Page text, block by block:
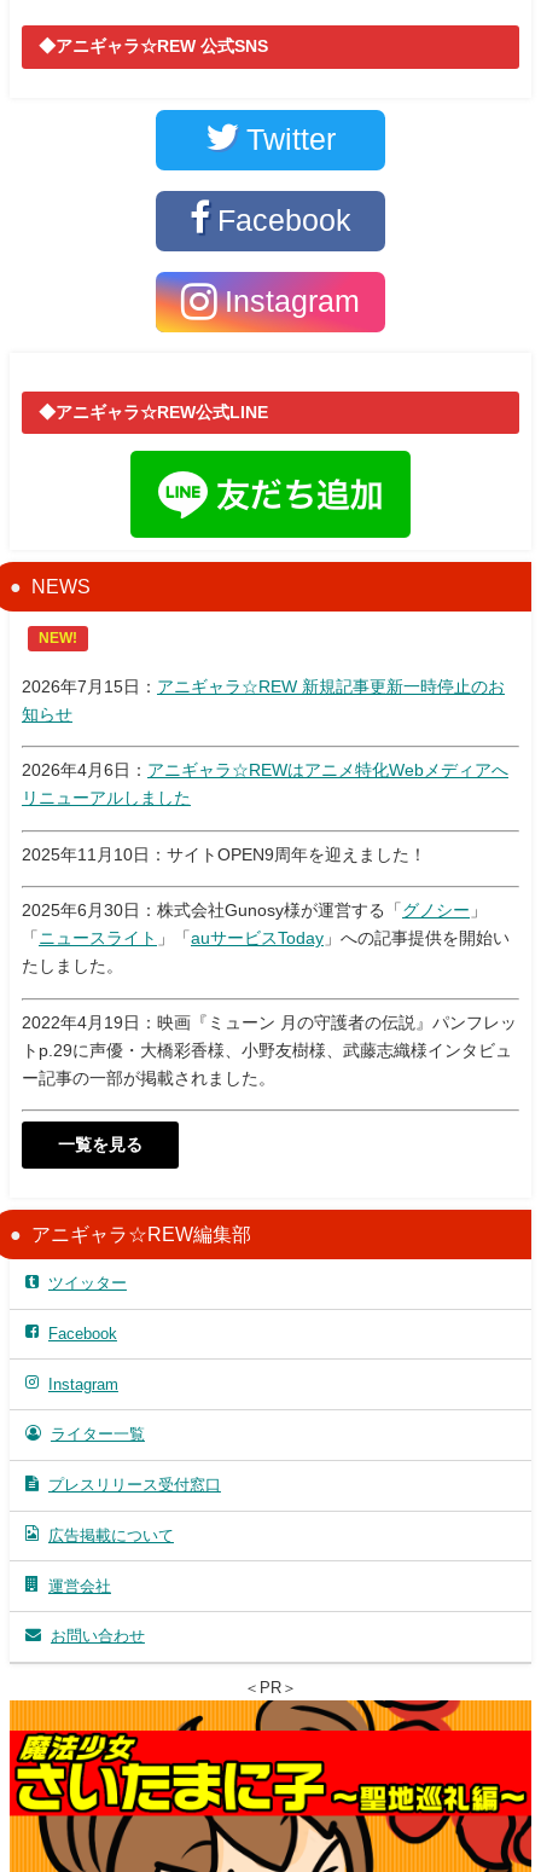
◆アニギャラ☆REW 公式SNS
Twitter
Facebook
Instagram
◆アニギャラ☆REW公式LINE
NEWS
NEW!
2026年7月15日： アニギャラ☆REW 新規記事更新一時停止のお
知らせ
2026年4月6日： アニギャラ☆REWはアニメ特化Webメディアへ
リニューアルしました
2025年11月10日：サイトOPEN9周年を迎えました！
2025年6月30日：株式会社Gunosy様が運営する「 グノシー 」
「 ニュースライト 」「 auサービスToday 」への記事提供を開始い
たしました。
2022年4月19日：映画『ミューン 月の守護者の伝説』パンフレッ
トp.29に声優・大橋彩香様、小野友樹様、武藤志織様インタビュ
ー記事の一部が掲載されました。
一覧を見る
アニギャラ☆REW編集部
ツイッター
Facebook
Instagram
ライター一覧
プレスリリース受付窓口
広告掲載について
運営会社
お問い合わせ
＜PR＞